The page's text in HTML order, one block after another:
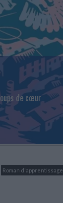
de cœur
Roman d'apprentissage